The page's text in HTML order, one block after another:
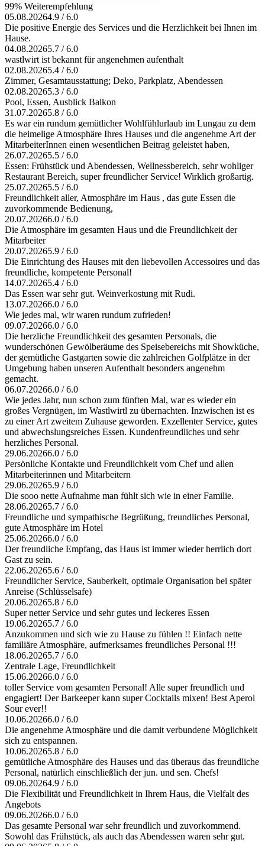
99% Weiterempfehlung
05.08.20264.9 / 6.0
Die positive Energie des Services und die Herzlichkeit bei Ihnen im
Hause.
04.08.20265.7 / 6.0
wastlwirt ist bekannt für angenehmen aufenthalt
02.08.20265.4 / 6.0
Zimmer, Gesamtausstattung; Deko, Parkplatz, Abendessen
02.08.20265.3 / 6.0
Pool, Essen, Ausblick Balkon
31.07.20265.8 / 6.0
Es war ein rundum gemütlicher Wohlfühlurlaub im Lungau zu dem
die heimelige Atmosphäre Ihres Hauses und die angenehme Art der
MitarbeiterInnen einen wesentlichen Beitrag geleistet haben,
26.07.20265.5 / 6.0
Essen: Frühstück und Abendessen, Wellnessbereich, sehr wohliger
Restaurant Bereich, super freundlicher Service! Wirklich großartig.
25.07.20265.5 / 6.0
Freundlichkeit aller, Atmosphäre im Haus , das gute Essen die
zuvorkommende Bedienung,
20.07.20266.0 / 6.0
Die Atmosphäre im gesamten Haus und die Freundlichkeit der
Mitarbeiter
20.07.20265.9 / 6.0
Die Einrichtung des Hauses mit den liebevollen Accessoires und das
freundliche, kompetente Personal!
14.07.20265.4 / 6.0
Das Essen war sehr gut. Weinverkostung mit Rudi.
13.07.20266.0 / 6.0
Wie jedes mal, wir waren rundum zufrieden!
09.07.20266.0 / 6.0
Die herzliche Freundlichkeit des gesamten Personals, die
wunderschönen Gewölberäume des Speisebereichs mit Showküche,
der gemütliche Gastgarten sowie die zahlreichen Golfplätze in der
Umgebung haben unseren Aufenthalt besonders angenehm
gemacht.
06.07.20266.0 / 6.0
Wie jedes Jahr, nun schon zum fünften Mal, war es wieder ein
großes Vergnügen, im Wastlwirtl zu übernachten. Inzwischen ist es
zu einer Art zweitem Zuhause geworden. Exzellenter Service, gutes
und abwechslungsreiches Essen. Kundenfreundliches und sehr
herzliches Personal.
29.06.20266.0 / 6.0
Persönliche Kontakte und Freundlichkeit vom Chef und allen
Mitarbeiterinnen und Mitarbeitern
29.06.20265.9 / 6.0
Die sooo nette Aufnahme man fühlt sich wie in einer Familie.
28.06.20265.7 / 6.0
Freundliche und sympathische Begrüßung, freundliches Personal,
gute Atmosphäre im Hotel
25.06.20266.0 / 6.0
Der freundliche Empfang, das Haus ist immer wieder herrlich dort
Gast zu sein.
22.06.20265.6 / 6.0
Freundlicher Service, Sauberkeit, optimale Organisation bei später
Anreise (Schlüsselsafe)
20.06.20265.8 / 6.0
Super netter Service und sehr gutes und leckeres Essen
19.06.20265.7 / 6.0
Anzukommen und sich wie zu Hause zu fühlen !! Einfach nette
familiäre Atmosphäre, aufmerksames freundliches Personal !!!
18.06.20265.7 / 6.0
Zentrale Lage, Freundlichkeit
15.06.20266.0 / 6.0
toller Service vom gesamten Personal! Alle super freundlich und
engagiert! Der Barkeeper kann super Cocktails mixen! Best Aperol
Sour ever!!
10.06.20266.0 / 6.0
Die angenehme Atmosphäre und die damit verbundene Möglichkeit
sich zu entspannen.
10.06.20265.8 / 6.0
gemütliche Atmosphäre des Hauses und das überaus das freundliche
Personal, natürlich einschließlich der jun. und sen. Chefs!
09.06.20264.9 / 6.0
Die Flexibilität und Freundlichkeit in Ihrem Haus, die Vielfalt des
Angebots
09.06.20266.0 / 6.0
Das gesamte Personal war sehr freundlich und zuvorkommend.
Sowohl das Frühstück, als auch das Abendessen waren sehr gut.